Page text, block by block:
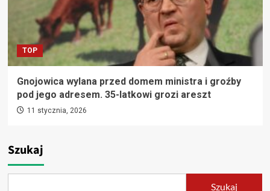
TOP
Gnojowica wylana przed domem ministra i groźby
pod jego adresem. 35-latkowi grozi areszt
11 stycznia, 2026
Szukaj
Szukaj